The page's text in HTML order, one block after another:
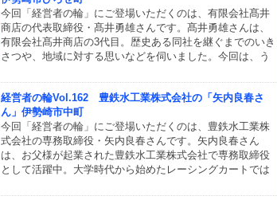
今回「経営者の輪」にご登場いただくのは、有限会社髙井
商店の代表取締役・髙井勇雄さんです。髙井勇雄さんは、
有限会社髙井商店の3代目。歴史ある同社を継ぐまでのいき
さつや、地域に対する思いなどを伺いました。今回は、う
経営者の輪Vol.162 豊鉄水工業株式会社の「矢内良春さ
ん」伊勢崎市中町
今回「経営者の輪」にご登場いただくのは、豊鉄水工業株
式会社の専務取締役・矢内良春さんです。矢内良春さん
は、お父様が起業された豊鉄水工業株式会社で専務取締役
として活躍中。大学時代から始めたレーシングカートでは